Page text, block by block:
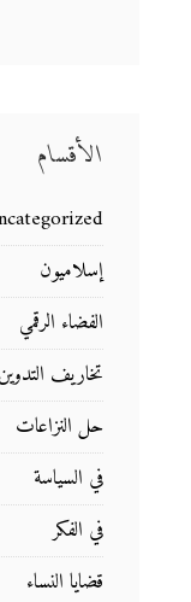
الأقسام
إسلاميون
الفضاء الرقمي
تخاريف التدوين
حل النزاعات
في السياسة
في الفكر
قضايا النساء